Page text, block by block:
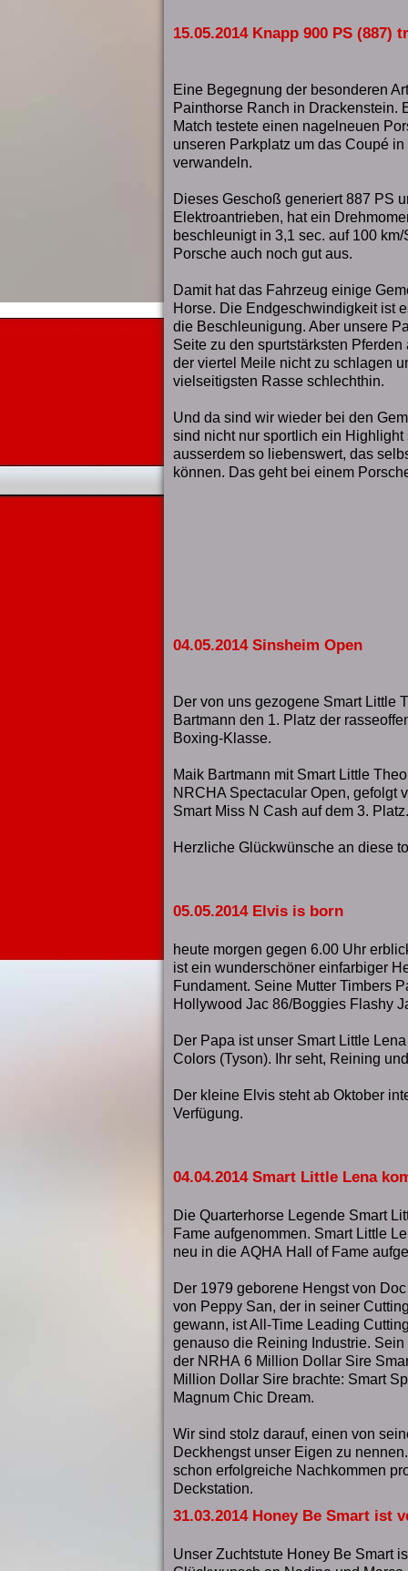
15.05.2014 Knapp 900 PS (887)
Eine Begegnung der besonderen
Painthorse Ranch in Drackenstein.
Match testete einen nagelneuen
unseren Parkplatz um das Coupé
verwandeln.
Dieses Geschoß generiert 887 PS
Elektroantrieben, hat ein
beschleunigt in 3,1 sec. auf 100
Porsche auch noch gut aus.
Damit hat das Fahrzeug einige
Horse. Die Endgeschwindigkeit ist
die Beschleunigung. Aber unsere
Seite zu den spurtstärksten
der viertel Meile nicht zu schlagen
vielseitigsten Rasse schlechthin.
Und da sind wir wieder bei den
sind nicht nur sportlich ein
ausserdem so liebenswert, das
können. Das geht bei einem
04.05.2014 Sinsheim Open
Der von uns gezogene Smart Little
Bartmann den 1. Platz der
Boxing-Klasse.
Maik Bartmann mit Smart Little
NRCHA Spectacular Open, gefolgt
Smart Miss N Cash auf dem 3. Platz.
Herzliche Glückwünsche an diese
05.05.2014 Elvis is born
heute morgen gegen 6.00 Uhr
ist ein wunderschöner einfarbiger
Fundament. Seine Mutter Timbers
Hollywood Jac 86/Boggies Flashy
Der Papa ist unser Smart Little
Colors (Tyson). Ihr seht, Reining
Der kleine Elvis steht ab Oktober
Verfügung.
04.04.2014 Smart Little Lena
Die Quarterhorse Legende Smart
Fame aufgenommen. Smart Little
neu in die AQHA Hall of Fame
Der 1979 geborene Hengst von
von Peppy San, der in seiner
gewann, ist All-Time Leading
genauso die Reining Industrie.
der NRHA 6 Million Dollar Sire
Million Dollar Sire brachte: Smart
Magnum Chic Dream.
Wir sind stolz darauf, einen von
Deckhengst unser Eigen zu
schon erfolgreiche Nachkommen
Deckstation.
31.03.2014 Honey Be Smart ist
Unser Zuchtstute Honey Be Smart